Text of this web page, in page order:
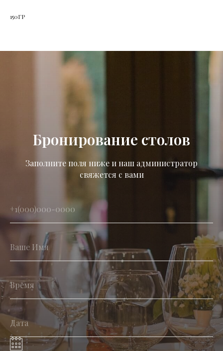
150ГР
Бронирование столов
Заполните поля ниже и наш администратор
свяжется с вами